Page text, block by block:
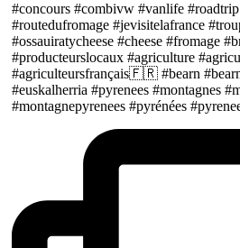
#concours #combivw #vanlife
#routedufromage #jevisitelafrance
#ossauiratycheese #cheese #fromage
#producteurslocaux #agriculture
#agriculteursfrançais🇫🇷 #bearn
#euskalherria #pyrenees #montagnes
#montagnepyrenees #pyrénées